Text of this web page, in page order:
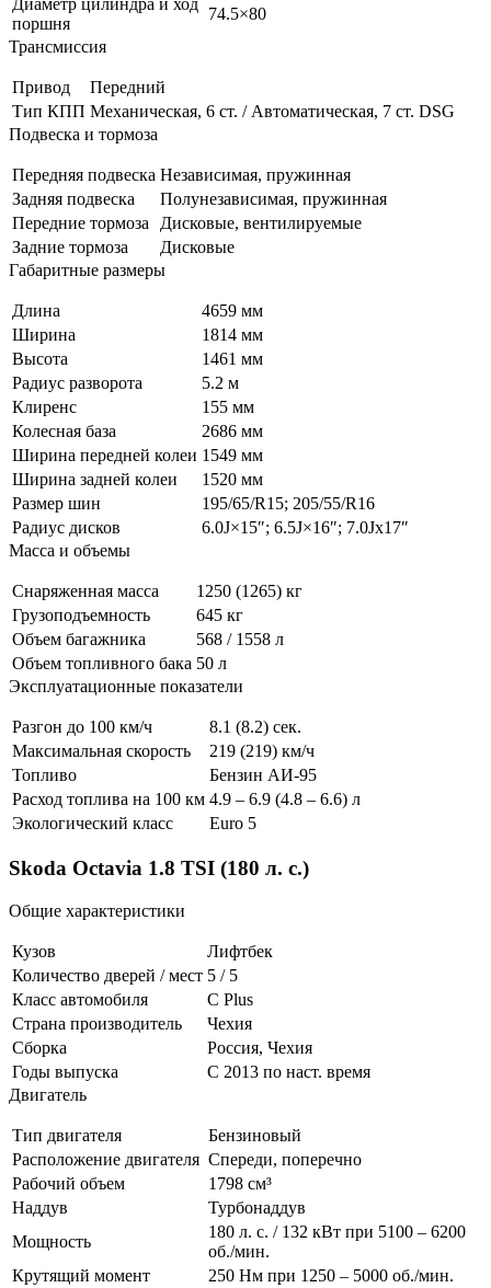
поршня
74.5×80
Трансмиссия
Привод
Передний
Тип КПП Механическая, 6 ст. / Автоматическая, 7 ст. DSG
Подвеска и тормоза
Передняя подвеска Независимая, пружинная
Задняя подвеска
Полунезависимая, пружинная
Передние тормоза
Дисковые, вентилируемые
Задние тормоза
Дисковые
Габаритные размеры
Длина
4659 мм
Ширина
1814 мм
Высота
1461 мм
Радиус разворота
5.2 м
Клиренс
155 мм
Колесная база
2686 мм
Ширина передней колеи 1549 мм
Ширина задней колеи
1520 мм
Размер шин
195/65/R15; 205/55/R16
Радиус дисков
6.0J×15″; 6.5J×16″; 7.0Jx17″
Масса и объемы
Снаряженная масса
1250 (1265) кг
Грузоподъемность
645 кг
Объем багажника
568 / 1558 л
Объем топливного бака 50 л
Эксплуатационные показатели
Разгон до 100 км/ч
8.1 (8.2) сек.
Максимальная скорость
219 (219) км/ч
Топливо
Бензин АИ-95
Расход топлива на 100 км 4.9 – 6.9 (4.8 – 6.6) л
Экологический класс
Euro 5
Skoda Octavia 1.8 TSI (180 л. с.)
Общие характеристики
Кузов
Лифтбек
Количество дверей / мест 5 / 5
Класс автомобиля
С Plus
Страна производитель
Чехия
Сборка
Россия, Чехия
Годы выпуска
С 2013 по наст. время
Двигатель
Тип двигателя
Бензиновый
Расположение двигателя Спереди, поперечно
Рабочий объем
1798 см³
Наддув
Турбонаддув
Мощность
180 л. с. / 132 кВт при 5100 – 6200
об./мин.
Крутящий момент
250 Нм при 1250 – 5000 об./мин.